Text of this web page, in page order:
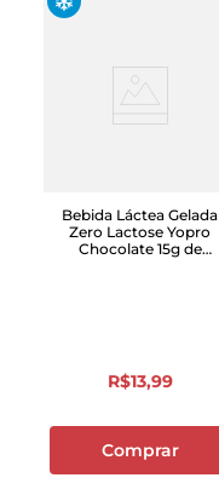
Bebida Láctea Gelada
Zero Lactose Yopro
Chocolate 15g de
R$13,99
Comprar